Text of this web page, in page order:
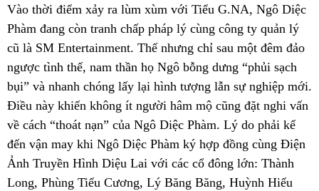
Vào thời điểm xảy ra lùm xùm với Tiểu G.NA, Ngô Diệc
Phàm đang còn tranh chấp pháp lý cùng công ty quản lý
cũ là SM Entertainment. Thế nhưng chỉ sau một đêm đảo
ngược tình thế, nam thần họ Ngô bỗng dưng “phủi sạch
bụi” và nhanh chóng lấy lại hình tượng lẫn sự nghiệp mới.
Điều này khiến không ít người hâm mộ cũng đặt nghi vấn
về cách “thoát nạn” của Ngô Diệc Phàm. Lý do phải kể
đến vận may khi Ngô Diệc Phàm ký hợp đồng cùng Điện
Ảnh Truyền Hình Diệu Lai với các cổ đông lớn: Thành
Long, Phùng Tiểu Cương, Lý Băng Băng, Huỳnh Hiểu